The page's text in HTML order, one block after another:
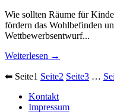
Wie sollten Räume für
fördern das Wohlbefinden
Wettbewerbsentwurf...
Weiterlesen →
⬅ Seite1 Seite2 Seite3 …
Kontakt
Impressum